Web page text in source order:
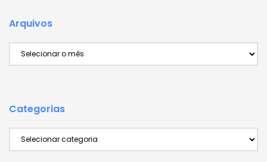
Arquivos
Categorias